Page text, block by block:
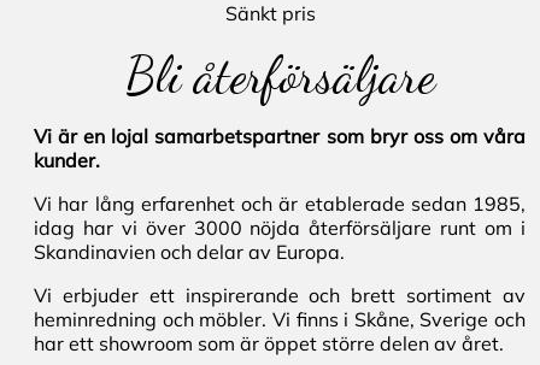
Sänkt pris
Bli återförsäljare
Vi är en lojal samarbetspartner som bryr oss om våra
kunder.
Vi har lång erfarenhet och är etablerade sedan 1985,
idag har vi över 3000 nöjda återförsäljare runt om i
Skandinavien och delar av Europa.
Vi erbjuder ett inspirerande och brett sortiment av
heminredning och möbler. Vi finns i Skåne, Sverige och
har ett showroom som är öppet större delen av året.